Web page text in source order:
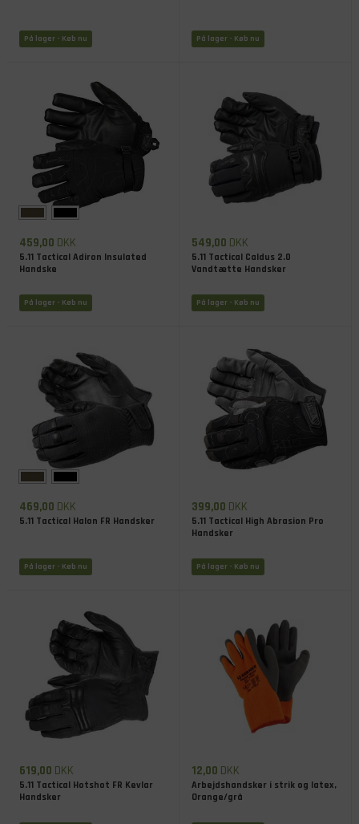
På lager - Køb nu På lager - Køb nu
459,00 DKK
5.11 Tactical Adiron Insulated
Handske
På lager - Køb nu
549,00 DKK
5.11 Tactical Caldus 2.0
Vandtætte Handsker
På lager - Køb nu
469,00 DKK
5.11 Tactical Halon FR Handsker
På lager - Køb nu
399,00 DKK
5.11 Tactical High Abrasion Pro
Handsker
På lager - Køb nu
619,00 DKK
5.11 Tactical Hotshot FR Kevlar
Handsker
12,00 DKK
Arbejdshandsker i strik og latex,
Orange/grå